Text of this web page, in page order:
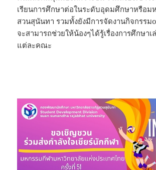
เรียนการศึกษาต่อในระดับอุดมศึกษาหรือม
สวนสุนันทา รวมทั้งยังมีการจัดงานกิจกรรม
จะสามารถช่วยให้น้องๆได้รู้เรื่องการศึกษาเ
แต่ละคณะ